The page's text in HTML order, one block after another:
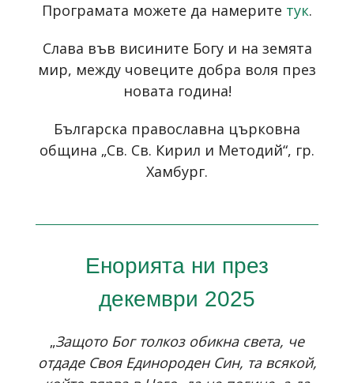
Програмата можете да намерите тук.
Слава във висините Богу и на земята
мир, между човеците добра воля през
новата година!
Българска православна църковна
община „Св. Св. Кирил и Методий“, гр.
Хамбург.
Енорията ни през
декември 2025
„Защото Бог толкоз обикна света, че
отдаде Своя Единороден Син, та всякой,